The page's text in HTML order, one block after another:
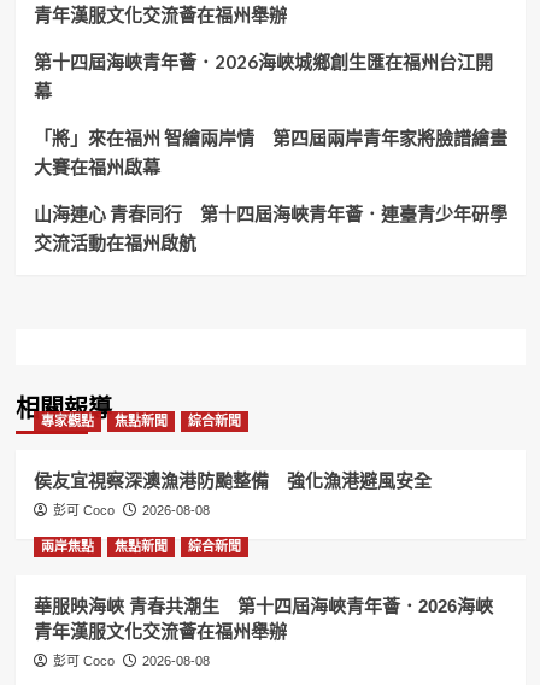
堅
宅
暗
藏
詐
機
房
青年漢服文化交流薈在福州舉辦
第十四屆海峽青年薈．2026海峽城鄉創生匯在福州台江開
幕
「將」來在福州 智繪兩岸情 第四屆兩岸青年家將臉譜繪畫
大賽在福州啟幕
山海連心 青春同行 第十四屆海峽青年薈．連臺青少年研學
交流活動在福州啟航
相關報導
專家觀點 焦點新聞 綜合新聞
侯友宜視察深澳漁港防颱整備 強化漁港避風安全
彭可 Coco 2026-08-08
兩岸焦點 焦點新聞 綜合新聞
華服映海峽 青春共潮生 第十四屆海峽青年薈．2026海峽
青年漢服文化交流薈在福州舉辦
彭可 Coco 2026-08-08